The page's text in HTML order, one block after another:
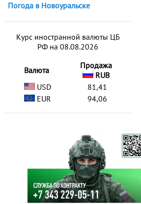
Погода в Новоуральске
Курс иностранной валюты ЦБ
РФ на 08.08.2026
Валюта
Продажа
RUB
USD
81,41
EUR
94,06